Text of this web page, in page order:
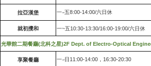
拉亞漢堡 一~五8:00-14:00/六日休
就初攪和 一~五10:30-13:30/16:00-19:00/六日休
光華館二期餐廳(北科之星)2F Dept. of Electro-Optical
享聚餐廳 一~日 11:00-14:00，16:30-20:30